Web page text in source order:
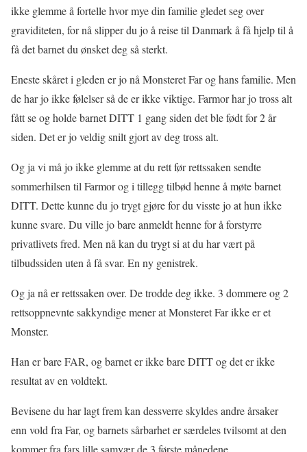
ikke glemme å fortelle hvor mye din familie gledet seg over
graviditeten, for nå slipper du jo å reise til Danmark å få hjelp til å
få det barnet du ønsket deg så sterkt.
Eneste skåret i gleden er jo nå Monsteret Far og hans familie. Men
de har jo ikke følelser så de er ikke viktige. Farmor har jo tross alt
fått se og holde barnet DITT 1 gang siden det ble født for 2 år
siden. Det er jo veldig snilt gjort av deg tross alt.
Og ja vi må jo ikke glemme at du rett før rettssaken sendte
sommerhilsen til Farmor og i tillegg tilbød henne å møte barnet
DITT. Dette kunne du jo trygt gjøre for du visste jo at hun ikke
kunne svare. Du ville jo bare anmeldt henne for å forstyrre
privatlivets fred. Men nå kan du trygt si at du har vært på
tilbudssiden uten å få svar. En ny genistrek.
Og ja nå er rettssaken over. De trodde deg ikke. 3 dommere og 2
rettsoppnevnte sakkyndige mener at Monsteret Far ikke er et
Monster.
Han er bare FAR, og barnet er ikke bare DITT og det er ikke
resultat av en voldtekt.
Bevisene du har lagt frem kan dessverre skyldes andre årsaker
enn vold fra Far, og barnets sårbarhet er særdeles tvilsomt at den
kommer fra fars lille samvær de 3 første månedene.